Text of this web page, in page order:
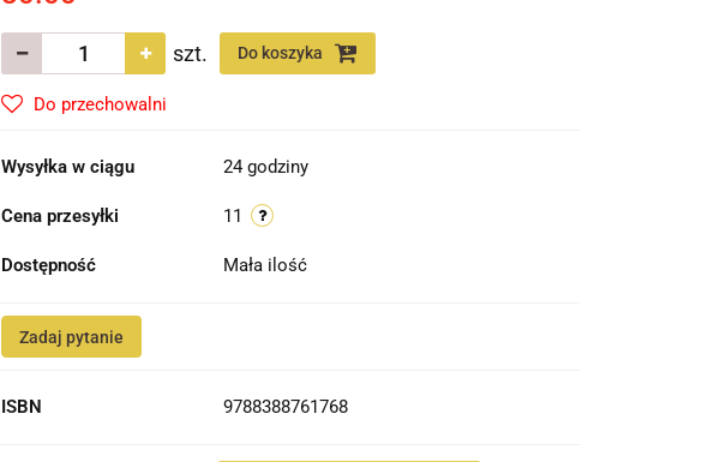
szt. Do koszyka
Do przechowalni
Wysyłka w ciągu 24 godziny
Cena przesyłki 11
Dostępność Mała ilość
Zadaj pytanie
ISBN 9788388761768